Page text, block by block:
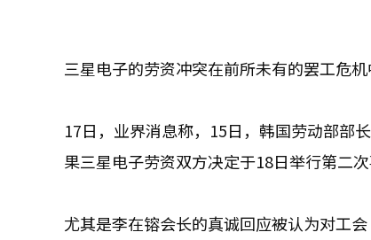
三星电子的劳资冲突在前所未有的罢工危
17日，业界消息称，15日，韩国劳动部部
果三星电子劳资双方决定于18日举行第二
尤其是李在镕会长的真诚回应被认为对工